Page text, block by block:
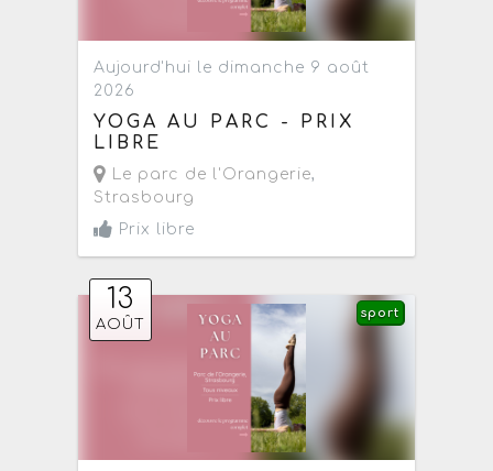
Aujourd'hui le dimanche 9 août
2026
YOGA AU PARC - PRIX
LIBRE
Le parc de l'Orangerie,
Strasbourg
Prix libre
13
AOÛT
sport